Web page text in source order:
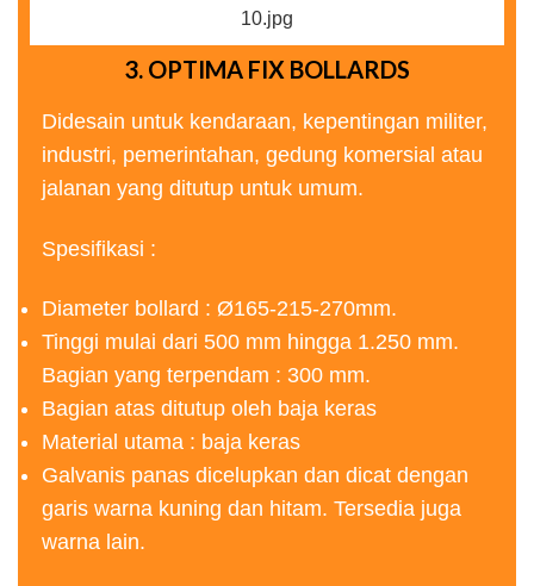
3. OPTIMA FIX BOLLARDS
Didesain untuk kendaraan, kepentingan militer,
industri, pemerintahan, gedung komersial atau
jalanan yang ditutup untuk umum.
Spesifikasi :
Diameter bollard : Ø165-215-270mm.
Tinggi mulai dari 500 mm hingga 1.250 mm.
Bagian yang terpendam : 300 mm.
Bagian atas ditutup oleh baja keras
Material utama : baja keras
Galvanis panas dicelupkan dan dicat dengan
garis warna kuning dan hitam. Tersedia juga
warna lain.